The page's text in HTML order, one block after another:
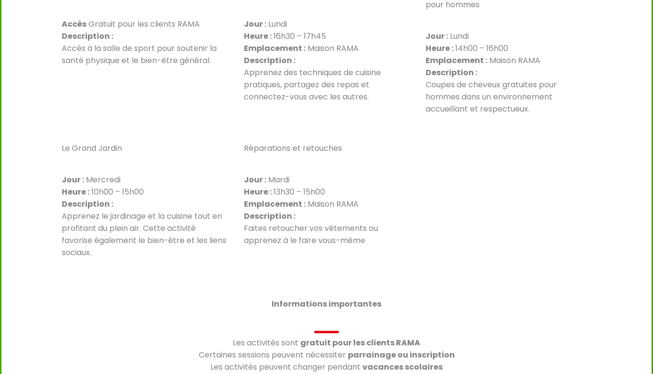
AccèsGratuit pour les clients RAMA
Description :
Accès à la salle de sport pour soutenir la
santé physique et le bien-être général.
Jour :Lundi
Heure :16h30 – 17h45
Emplacement :Maison RAMA
Description :
Apprenez des techniques de cuisine
pratiques, partagez des repas et
connectez-vous avec les autres.
pour hommes
Jour : Lundi
Heure :14h00 – 16h00
Emplacement : Maison RAMA
Description :
Coupes de cheveux gratuites pour
hommes dans un environnement
accueillant et respectueux.
Le Grand Jardin
Jour : Mercredi
Heure :10h00 – 15h00
Description :
Apprenez le jardinage et la cuisine tout en
profitant du plein air. Cette activité
favorise également le bien-être et les liens
sociaux.
Réparations et retouches
Jour :Mardi
Heure :13h30 – 15h00
Emplacement :Maison RAMA
Description :
Faites retoucher vos vêtements ou
apprenez à le faire vous-même
Informations importantes
Les activités sont gratuit pour les clients RAMA
Certaines sessions peuvent nécessiter parrainage ou inscription
Les activités peuvent changer pendant vacances scolaires